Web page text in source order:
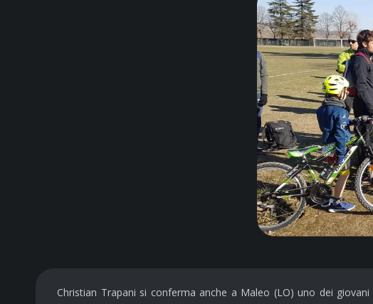
Christian Trapani si conferma anche a Maleo (LO) uno dei giovani